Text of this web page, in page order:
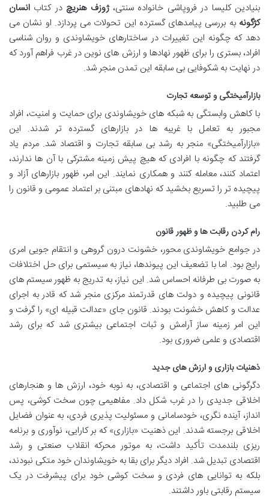
بنیادین کلیسا در فروپاشی خانواده سنتی،ژوزف هنریچ در کتاب انسان
کژگونه به بررسی پیامدهای گسترده این تحولات می پردازد. او نشان می
دهد که چگونه این تغییرات در ساختارهای خویشاوندی و روان شناسی
افراد، بستری را برای ظهور نهادها و ارزش های نوین در غرب فراهم آورد که
در نهایت به شکوفایی بی سابقه این تمدن منجر شد.
بازارآمیختگی و توسعه تجارت
با کاهش وابستگی به شبکه های خویشاوندی برای حمایت و امنیت، افراد
مجبور به تعامل با غریبه ها در بازارهای گسترده تر شدند. این
«بازارآمیختگی» منجر به رشد بی سابقه تجارت و اقتصاد شد. مردم یاد
گرفتند که چگونه با افرادی که هیچ پیش زمینه مشترکی با آن ها ندارند،
اعتماد کنند، معامله کنند و همکاری نمایند. این امر، ظهور بازارهای آزاد و
پیچیده تر را تسریع بخشید که نهادهای مبتنی بر اعتماد عمومی و قانون را
می طلبید.
رام کردن رقابت ها و ظهور قانون
در جوامع خویشاوندی محور، خشونت درون گروهی و انتقام جویی امری
رایج بود. اما با تضعیف این پیوندها، نیاز به سیستمی برای حل اختلافات
به صورت بی طرفانه احساس شد. این نیاز، به تدریج به ظهور سیستم های
قانونی پیچیده و دولت های قدرتمند مرکزی منجر شد که قادر به اجرای
عدالت و کاهش خشونت بودند. قانون جای «عدالت قبیله ای» را گرفت و
این امر زمینه ساز آرامش و ثبات اجتماعی بیشتری شد که برای رشد
اقتصادی و علمی ضروری بود.
ذهنیات بازاری و ارزش های جدید
دگرگونی های اجتماعی و اقتصادی، به نوبه خود، ارزش ها و هنجارهای
اخلاقی جدیدی را در غرب شکل داد. مفاهیمی چون سخت کوشی، پس
انداز، آینده نگری، خودسامانی و مسئولیت پذیری فردی، به عنوان فضایل
اخلاقی برجسته شدند. این ذهنیت «بازاری» که بر کارایی، نوآوری و برنامه
ریزی بلندمدت تأکید داشت، به موتور محرکه انقلاب صنعتی و رشد
اقتصادی تبدیل شد. افراد دیگر برای بقا به خویشاوندان خود متکی نبودند،
بلکه به توانایی های فردی و سخت کوشی خود برای پیشرفت در یک
سیستم رقابتی باور داشتند.